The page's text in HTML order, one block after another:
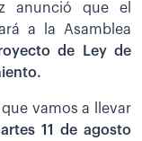
anunció que el
a la Asamblea
de Ley de
vamos a llevar
11 de agosto